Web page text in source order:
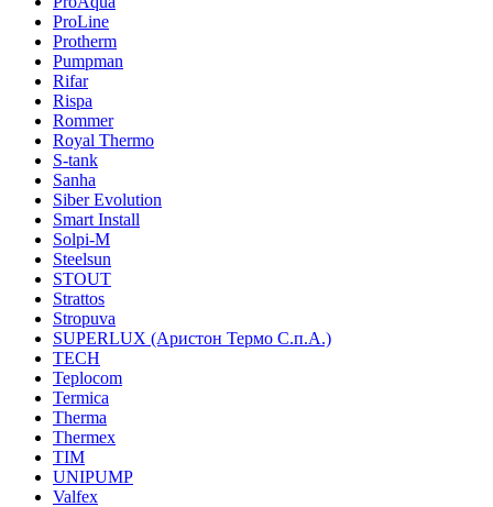
ProLine
Protherm
Pumpman
Rifar
Rispa
Rommer
Royal Thermo
S-tank
Sanha
Siber Evolution
Smart Install
Solpi-M
Steelsun
STOUT
Strattos
Stropuva
SUPERLUX (Аристон Термо С.п.А.)
TECH
Teplocom
Termica
Therma
Thermex
TIM
UNIPUMP
Valfex